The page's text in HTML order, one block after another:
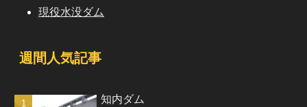
現役水没ダム
週間人気記事
知内ダム